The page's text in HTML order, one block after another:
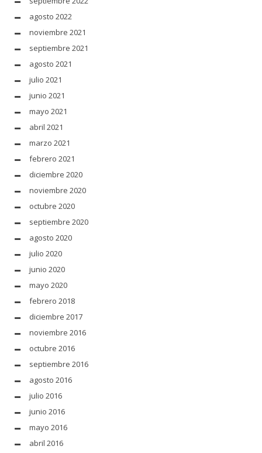
agosto 2022
noviembre 2021
septiembre 2021
agosto 2021
julio 2021
junio 2021
mayo 2021
abril 2021
marzo 2021
febrero 2021
diciembre 2020
noviembre 2020
octubre 2020
septiembre 2020
agosto 2020
julio 2020
junio 2020
mayo 2020
febrero 2018
diciembre 2017
noviembre 2016
octubre 2016
septiembre 2016
agosto 2016
julio 2016
junio 2016
mayo 2016
abril 2016